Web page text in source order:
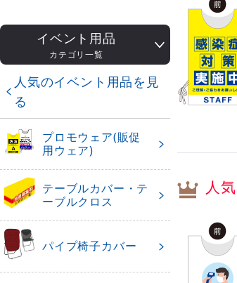
人
イベント用品
カテゴリ一覧
人気のイベント用品を見
る
プロモウェア(販促
用ウェア)
テーブルカバー・テ
ーブルクロス
パイプ椅子カバー